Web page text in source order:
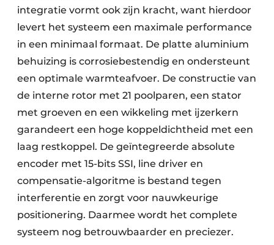
integratie vormt ook zijn kracht, want hierdoor
levert het systeem een maximale performance
in een minimaal formaat. De platte aluminium
behuizing is corrosiebestendig en ondersteunt
een optimale warmteafvoer. De constructie van
de interne rotor met 21 poolparen, een stator
met groeven en een wikkeling met ijzerkern
garandeert een hoge koppeldichtheid met een
laag restkoppel. De geïntegreerde absolute
encoder met 15-bits SSI, line driver en
compensatie-algoritme is bestand tegen
interferentie en zorgt voor nauwkeurige
positionering. Daarmee wordt het complete
systeem nog betrouwbaarder en preciezer.